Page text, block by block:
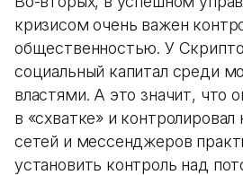
кризисом очень важен
общественностью. У
социальный капитал среди
властями. А это значит, что
в «схватке» и
сетей и мессенджеров
установить контроль над